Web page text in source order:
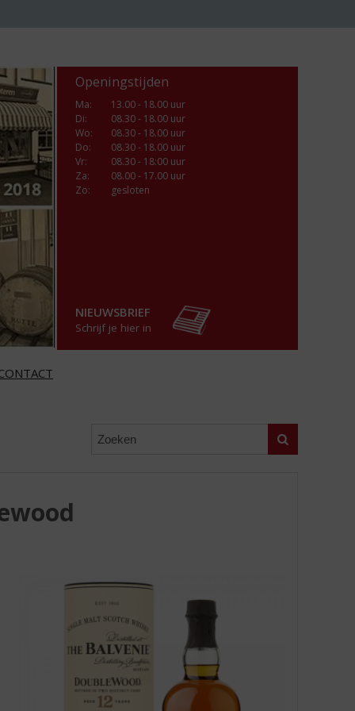
Openingstijden
Ma:
13.00 - 18.00 uur
Di:
08.30 - 18.00 uur
Wo:
08.30 - 18.00 uur
Do:
08.30 - 18.00 uur
Vr:
08.30 - 18:00 uur
Za:
08.00 - 17.00 uur
Zo:
gesloten
NIEUWSBRIEF
Schrijf je hier in
Zoeken